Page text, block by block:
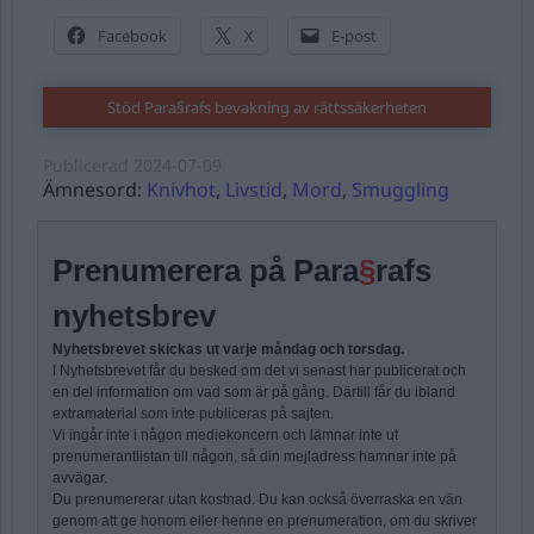
Facebook X E-post
Stöd Para§rafs bevakning av rättssäkerheten
Ämnesord: Knivhot, Livstid, Mord, Smuggling
Prenumerera på Para§rafs
nyhetsbrev
Nyhetsbrevet skickas ut varje måndag och torsdag.
I Nyhetsbrevet får du besked om det vi senast har publicerat och
en del information om vad som är på gång. Därtill får du ibland
extramaterial som inte publiceras på sajten.
Vi ingår inte i någon mediekoncern och lämnar inte ut
prenumerantlistan till någon, så din mejladress hamnar inte på
avvägar.
Du prenumererar utan kostnad. Du kan också överraska en vän
genom att ge honom eller henne en prenumeration, om du skriver